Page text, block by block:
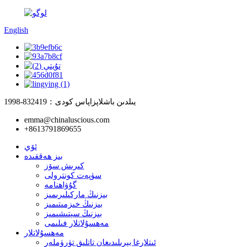
English
1998-يىلدىن باشلاپزاپاس كودى：832419
emma@chinaluscious.com
+8613791869655
ئۆي
بىز ھەققىدە
كىرىش سۆز
سۈپەت كونترولى
گۇۋاھنامە
بىزنىڭ ماركىلىرىمىز
بىزنىڭ خىزمىتىمىز
بىزنىڭ سېتىشىمىز
مەھسۇلاتلار فىلىمى
مەھسۇلاتلار
ئىتلارغا بېرىلىدىغان تاتلىق تۈرۈملەر